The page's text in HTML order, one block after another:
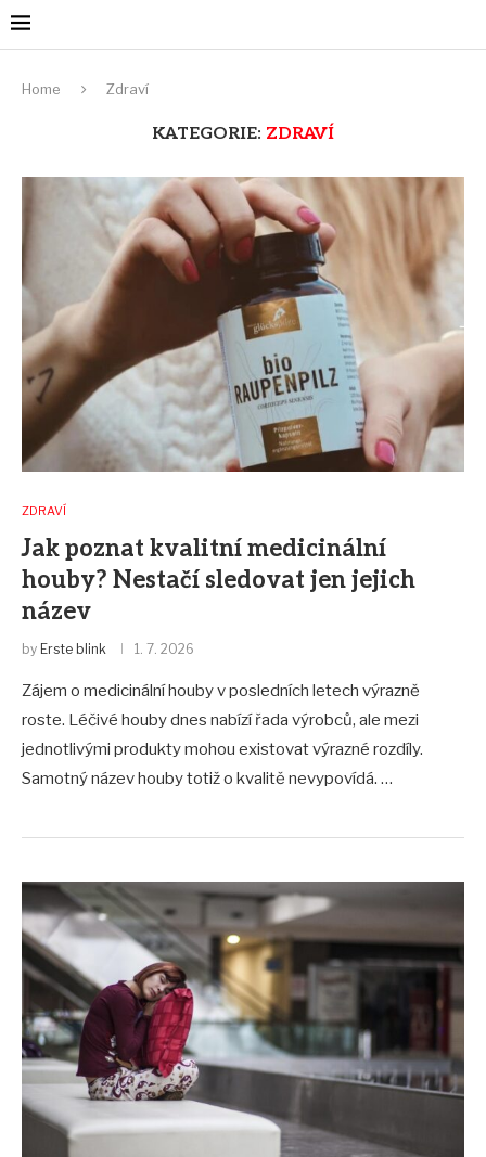
Home Zdraví
KATEGORIE: ZDRAVÍ
ZDRAVÍ
Jak poznat kvalitní medicinální
houby? Nestačí sledovat jen jejich
název
by Erste blink 1. 7. 2026
Zájem o medicinální houby v posledních letech výrazně
roste. Léčivé houby dnes nabízí řada výrobců, ale mezi
jednotlivými produkty mohou existovat výrazné rozdíly.
Samotný název houby totiž o kvalitě nevypovídá. …